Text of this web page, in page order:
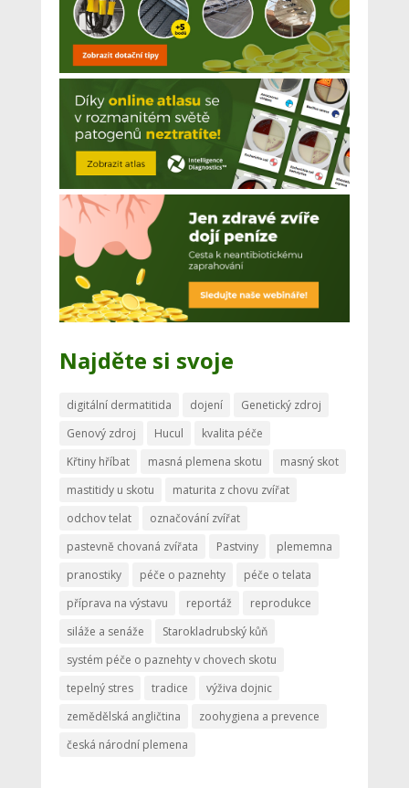
Najděte si svoje
digitální dermatitida dojení
Genetický zdroj
Genový zdroj
Hucul
kvalita péče
Křtiny hříbat
masná plemena skotu
masný skot
mastitidy u skotu
maturita z chovu zvířat
odchov telat
označování zvířat
pastevně chovaná zvířata
Pastviny
plememna
pranostiky
péče o paznehty
péče o telata
příprava na výstavu
reportáž
reprodukce
siláže a senáže
Starokladrubský kůň
systém péče o paznehty v chovech skotu
tepelný stres
tradice
výživa dojnic
zemědělská angličtina
zoohygiena a prevence
česká národní plemena